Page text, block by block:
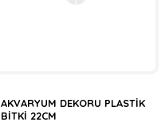
AKVARYUM DEKORU PLASTİK
BİTKİ 22CM